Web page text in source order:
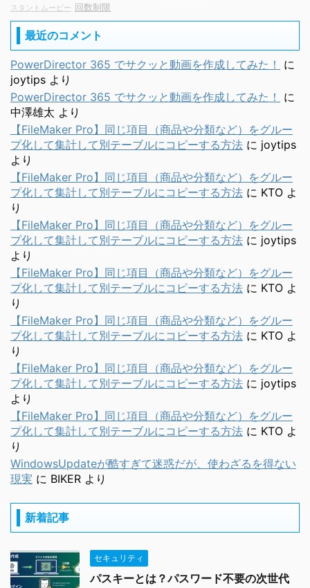
スタントムービー
回数制限
最近のコメント
PowerDirector 365 でサクッと動画を作成してみた！
に
joytips より
PowerDirector 365 でサクッと動画を作成してみた！
に
中澤雄太 より
【FileMaker Pro】同じ項目（商品や分類など）をグルー
プ化して集計して別テーブルにコピーする方法 に joytips
より
【FileMaker Pro】同じ項目（商品や分類など）をグルー
プ化して集計して別テーブルにコピーする方法 に KTO よ
り
【FileMaker Pro】同じ項目（商品や分類など）をグルー
プ化して集計して別テーブルにコピーする方法 に joytips
より
【FileMaker Pro】同じ項目（商品や分類など）をグルー
プ化して集計して別テーブルにコピーする方法 に KTO よ
り
【FileMaker Pro】同じ項目（商品や分類など）をグルー
プ化して集計して別テーブルにコピーする方法 に KTO よ
り
【FileMaker Pro】同じ項目（商品や分類など）をグルー
プ化して集計して別テーブルにコピーする方法 に joytips
より
【FileMaker Pro】同じ項目（商品や分類など）をグルー
プ化して集計して別テーブルにコピーする方法 に KTO よ
り
WindowsUpdateが酷すぎて迷惑だが、使わざるを得ない
現実 に BIKER より
新着記事
セキュリティ
パスキーとは？パスワード不要の次世代